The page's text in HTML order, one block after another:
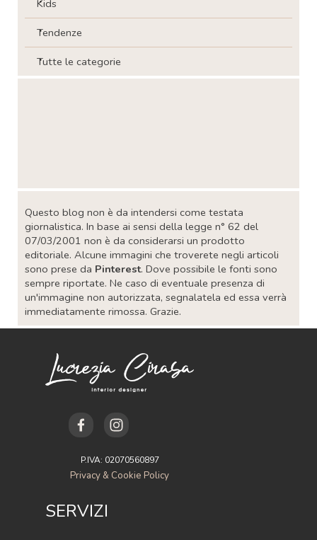
Kids
Tendenze
Tutte le categorie
Questo blog non è da intendersi come testata
giornalistica. In base ai sensi della legge n° 62 del
07/03/2001 non è da considerarsi un prodotto
editoriale. Alcune immagini che troverete negli articoli
sono prese da Pinterest. Dove possibile le fonti sono
sempre riportate. Ne caso di eventuale presenza di
un'immagine non autorizzata, segnalatela ed essa verrà
immediatamente rimossa. Grazie.
SERVIZI
P.IVA: 02070560897
Privacy & Cookie Policy